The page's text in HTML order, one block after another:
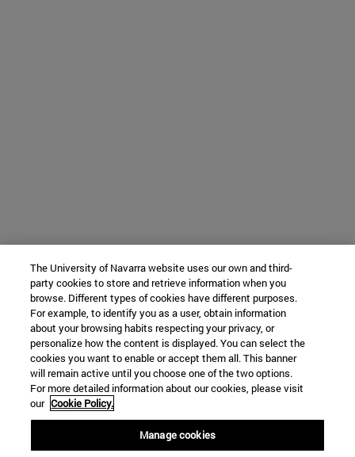
The University of Navarra website uses our own and third-
party cookies to store and retrieve information when you
browse. Different types of cookies have different purposes.
For example, to identify you as a user, obtain information
about your browsing habits respecting your privacy, or
personalize how the content is displayed. You can select the
cookies you want to enable or accept them all. This banner
will remain active until you choose one of the two options.
For more detailed information about our cookies, please visit
our Cookie Policy.
Manage cookies